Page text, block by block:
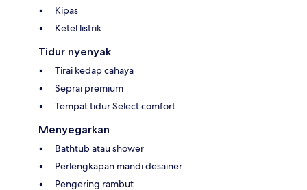
Kipas
Ketel listrik
Tidur nyenyak
Tirai kedap cahaya
Seprai premium
Tempat tidur Select comfort
Menyegarkan
Bathtub atau shower
Perlengkapan mandi desainer
Pengering rambut